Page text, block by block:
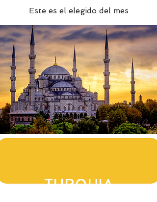
Este es el elegido del mes
TURQUIA